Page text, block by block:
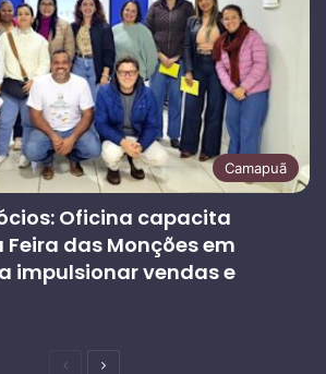
Camapuã
Oficina capacita
das Monções em
impulsionar vendas e
PáginaPróxima